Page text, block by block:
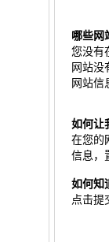
哪些网
您没有
网站没
网站信
如何让
在您的
信息，
如何知
点击提